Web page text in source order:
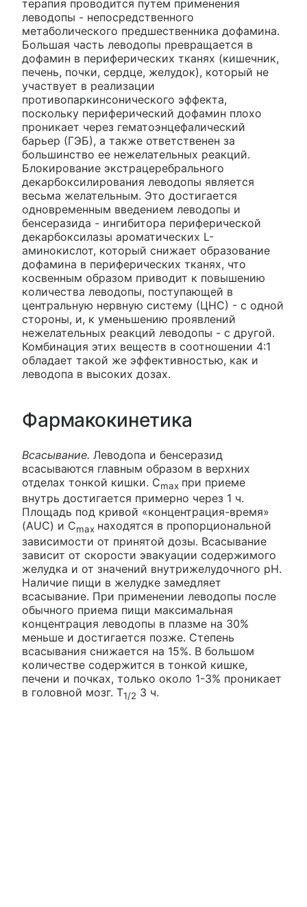
терапия проводится путем применения
леводопы - непосредственного
метаболического предшественника дофамина.
Большая часть леводопы превращается в
дофамин в периферических тканях (кишечник,
печень, почки, сердце, желудок), который не
участвует в реализации
противопаркинсонического эффекта,
поскольку периферический дофамин плохо
проникает через гематоэнцефалический
барьер (ГЭБ), а также ответственен за
большинство ее нежелательных реакций.
Блокирование экстрацеребрального
декарбоксилирования леводопы является
весьма желательным. Это достигается
одновременным введением леводопы и
бенсеразида - ингибитора периферической
декарбоксилазы ароматических L-
аминокислот, который снижает образование
дофамина в периферических тканях, что
косвенным образом приводит к повышению
количества леводопы, поступающей в
центральную нервную систему (ЦНС) - с одной
стороны, и, к уменьшению проявлений
нежелательных реакций леводопы - с другой.
Комбинация этих веществ в соотношении 4:1
обладает такой же эффективностью, как и
леводопа в высоких дозах.
Фармакокинетика
Всасывание. Леводопа и бенсеразид
всасываются главным образом в верхних
отделах тонкой кишки. Cmax при приеме
внутрь достигается примерно через 1 ч.
Площадь под кривой «концентрация-время»
(AUC) и Cmax находятся в пропорциональной
зависимости от принятой дозы. Всасывание
зависит от скорости эвакуации содержимого
желудка и от значений внутрижелудочного рН.
Наличие пищи в желудке замедляет
всасывание. При применении леводопы после
обычного приема пищи максимальная
концентрация леводопы в плазме на 30%
меньше и достигается позже. Степень
всасывания снижается на 15%. В большом
количестве содержится в тонкой кишке,
печени и почках, только около 1-3% проникает
в головной мозг. T1/2 3 ч.